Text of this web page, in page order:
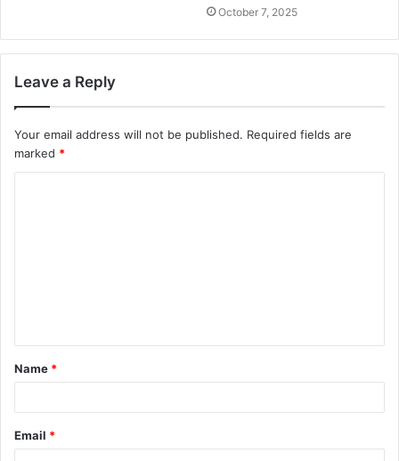
October 7, 2025
Leave a Reply
Your email address will not be published. Required fields are
marked *
Name *
Email *